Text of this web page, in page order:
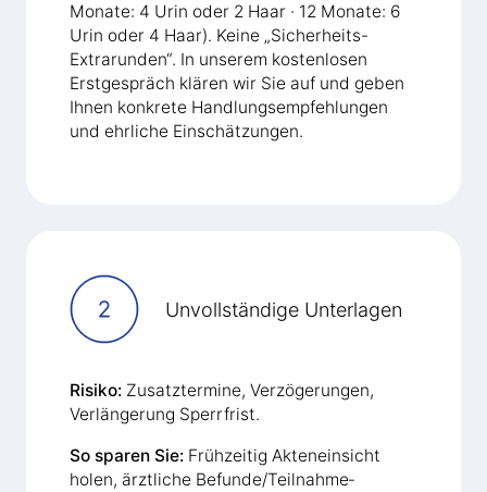
Monate: 4 Urin oder 2 Haar · 12 Monate: 6
Urin oder 4 Haar). Keine „Sicherheits-
Extrarunden“. In unserem kostenlosen
Erstgespräch klären wir Sie auf und geben
Ihnen konkrete Handlungsempfehlungen
und ehrliche Einschätzungen.
Unvollständige Unterlagen
Risiko: Zusatztermine, Verzögerungen,
Verlängerung Sperrfrist.
So sparen Sie: Frühzeitig Akteneinsicht
holen, ärztliche Befunde/Teilnahme­